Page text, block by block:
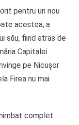
pentru un nou
acestea, a
său, fiind atras de
Capitalei.
pe Nicușor
Firea nu mai
complet